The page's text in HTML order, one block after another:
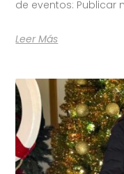
de eventos: Publicar
Leer Más